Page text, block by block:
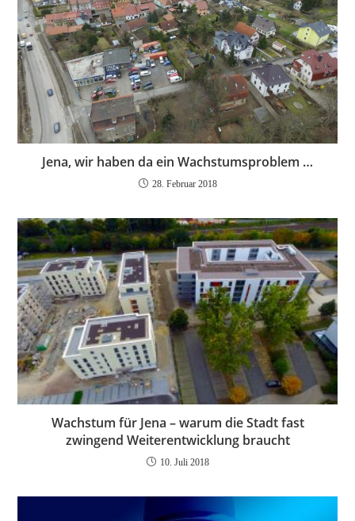
Jena, wir haben da ein Wachstumsproblem …
28. Februar 2018
Wachstum für Jena – warum die Stadt fast
zwingend Weiterentwicklung braucht
10. Juli 2018